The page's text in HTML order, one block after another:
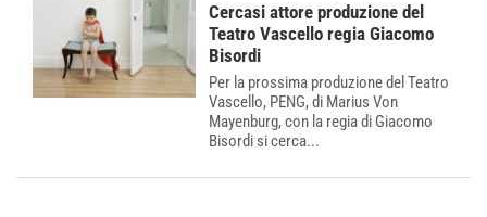
Cercasi attore produzione del
Teatro Vascello regia Giacomo
Bisordi
Per la prossima produzione del Teatro
Vascello, PENG, di Marius Von
Mayenburg, con la regia di Giacomo
Bisordi si cerca...